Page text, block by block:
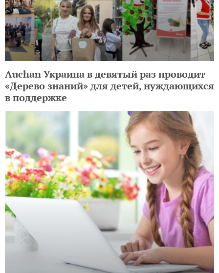
Auchan Украина в девятый раз проводит
«Дерево знаний» для детей, нуждающихся
в поддержке